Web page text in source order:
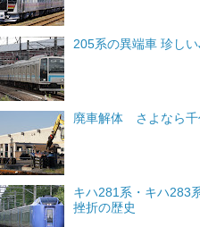
205系の異端車 珍し
廃車解体 さよなら千
キハ281系・キハ283
挫折の歴史